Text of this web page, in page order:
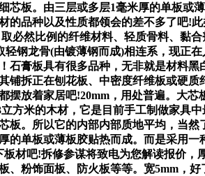
芯板。由三层或多层1毫米厚的单板
的品种以及性质都领会的差不多了吧!
必然比例的纤维材料、轻质骨料、黏
钢龙骨(由镀薄钢而成)相连系，现正
石膏板具有很多品种，无非就是材料
铺拆正在刨花板、中密度纤维板或硬
摆放着家居吧!20mm，用处普遍。大
方米的木材，它是目前手工制做家具
板。所以它的内部内部质地平均，当
的单板或薄板胶贴热而成。而是采用
材吧!拆修参谋将致电为您解读报价
、粉饰面板、防火板等等。宽5mm，